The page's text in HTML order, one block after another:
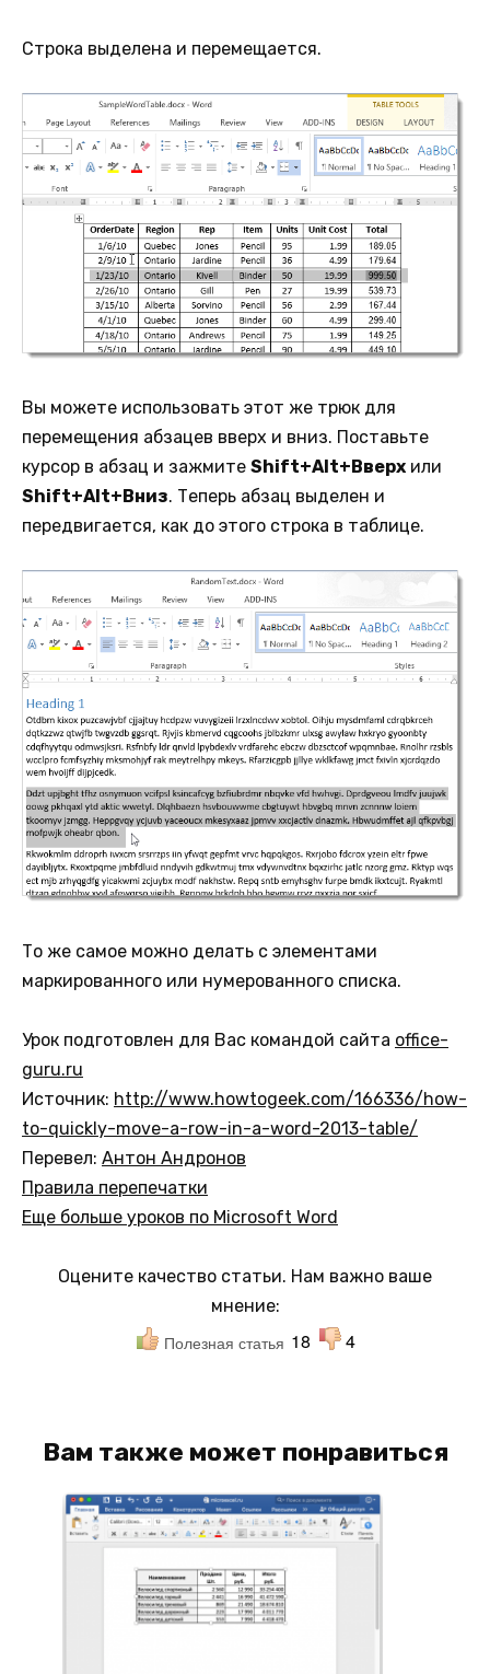
Строка выделена и перемещается.
Вы можете использовать этот же трюк для
перемещения абзацев вверх и вниз. Поставьте
курсор в абзац и зажмите Shift+Alt+Вверх или
Shift+Alt+Вниз. Теперь абзац выделен и
передвигается, как до этого строка в таблице.
То же самое можно делать с элементами
маркированного или нумерованного списка.
Урок подготовлен для Вас командой сайта office-
guru.ru
Источник: http://www.howtogeek.com/166336/how-
to-quickly-move-a-row-in-a-word-2013-table/
Перевел: Антон Андронов
Правила перепечатки
Еще больше уроков по Microsoft Word
Оцените качество статьи. Нам важно ваше
мнение:
Полезная статья 18 4
Вам также может понравиться